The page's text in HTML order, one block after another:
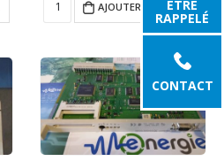
ETRE
RAPPELÉ
CONTACT
AJOUTER AU PANIER